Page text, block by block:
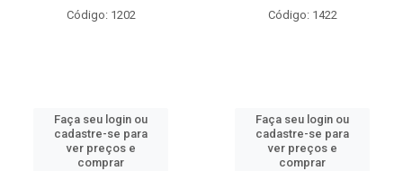
Código: 1202
Faça seu login ou
cadastre-se para
ver preços e
comprar
Código: 1422
Faça seu login ou
cadastre-se para
ver preços e
comprar